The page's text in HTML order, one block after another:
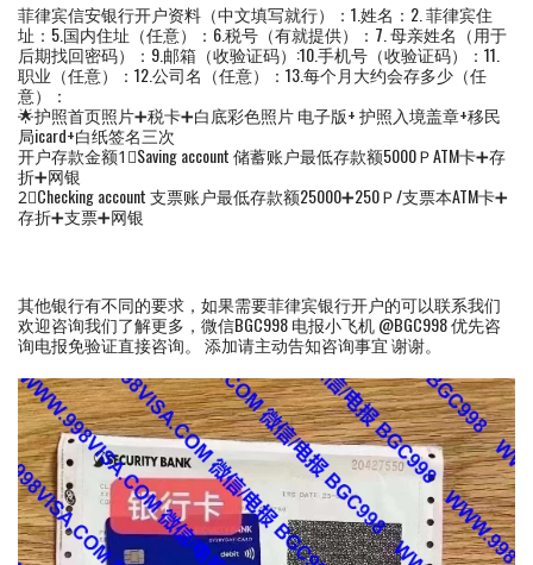
菲律宾信安银行开户资料（中文填写就行）：1.姓名：2. 菲律宾住
址：5.国内住址（任意）：6.税号（有就提供）：7. 母亲姓名（用于
后期找回密码）：9.邮箱（收验证码）:10.手机号（收验证码）：11.
职业（任意）：12.公司名（任意）：13.每个月大约会存多少（任
意）：
🌟护照首页照片➕税卡➕白底彩色照片 电子版+ 护照入境盖章+移民
局icard+白纸签名三次
开户存款金额1⃣️Saving account 储蓄账户最低存款额5000ＰATM卡➕存
折➕网银
2⃣️Checking account 支票账户最低存款额25000➕250Ｐ/支票本ATM卡➕
存折➕支票➕网银
其他银行有不同的要求，如果需要菲律宾银行开户的可以联系我们
欢迎咨询我们了解更多，微信BGC998 电报小飞机 @BGC998 优先咨
询电报免验证直接咨询。 添加请主动告知咨询事宜 谢谢。